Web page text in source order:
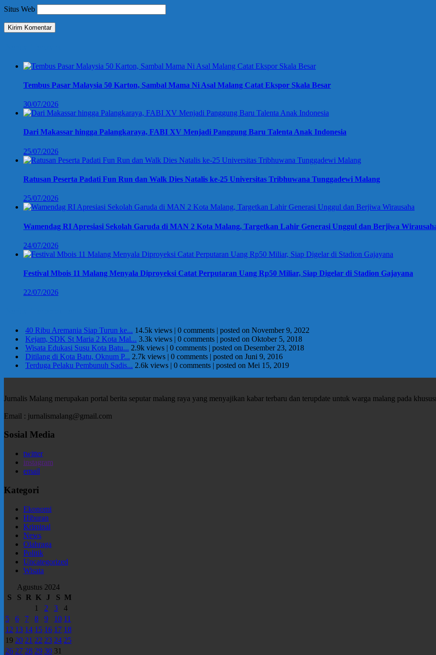
Situs Web
Tembus Pasar Malaysia 50 Karton, Sambal Mama Ni Asal Malang Catat Ekspor Skala Besar
30/07/2026
Dari Makassar hingga Palangkaraya, FABI XV Menjadi Panggung Baru Talenta Anak Indonesia
25/07/2026
Ratusan Peserta Padati Fun Run dan Walk Dies Natalis ke-25 Universitas Tribhuwana Tunggadewi Malang
25/07/2026
Wamendag RI Apresiasi Sekolah Garuda di MAN 2 Kota Malang, Targetkan Lahir Generasi Unggul dan Berjiwa
24/07/2026
Festival Mbois 11 Malang Menyala Diproyeksi Catat Perputaran Uang Rp50 Miliar, Siap Digelar di Stadion Gajayana
22/07/2026
40 Ribu Aremania Siap Turun ke... 14.5k views | 0 comments | posted on November 9, 2022
Kejam, SDK St Maria 2 Kota Mal... 3.3k views | 0 comments | posted on Oktober 5, 2018
Wisata Edukasi Susu Kota Batu... 2.9k views | 0 comments | posted on Desember 23, 2018
Ditilang di Kota Batu, Oknum P... 2.7k views | 0 comments | posted on Juni 9, 2016
Terduga Pelaku Pembunuh Sadis... 2.6k views | 0 comments | posted on Mei 15, 2019
Jurnalis Malang merupakan portal berita seputar malang raya yang menyajikan kabar terbaru dan terupdate untuk warga malang pada
Email : jurnalismalang@gmail.com
Sosial Media
twitter
instagram
email
Kategori
Ekonomi
Hiburan
Kriminal
News
Olahraga
Politik
Uncategorized
Wisata
Agustus 2024
S
S R K J S M
1
2 3
4
5
6 7 8 9 10 11
12 13 14 15 16 17 18
19 20 21 22 23 24 25
26 27 28 29 30 31